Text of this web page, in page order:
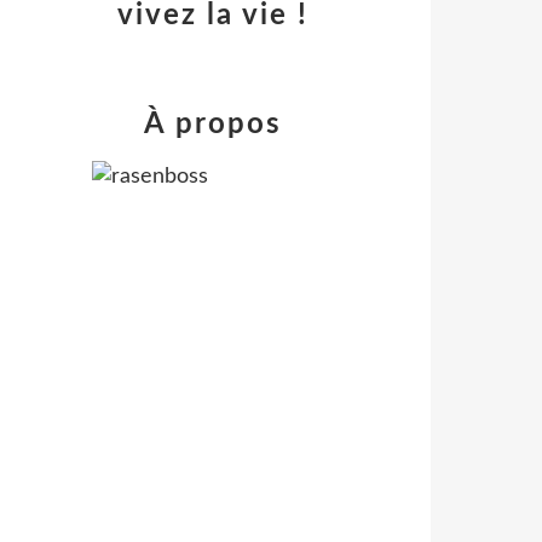
vivez la vie !
À propos